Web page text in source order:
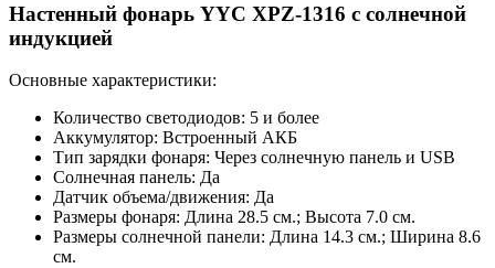
Настенный фонарь YYC XPZ-1316 с солнечной
индукцией
Основные характеристики:
Количество светодиодов: 5 и более
Аккумулятор: Встроенный АКБ
Тип зарядки фонаря: Через солнечную панель и USB
Солнечная панель: Да
Датчик объема/движения: Да
Размеры фонаря: Длина 28.5 см.; Высота 7.0 см.
Размеры солнечной панели: Длина 14.3 см.; Ширина 8.6
см.